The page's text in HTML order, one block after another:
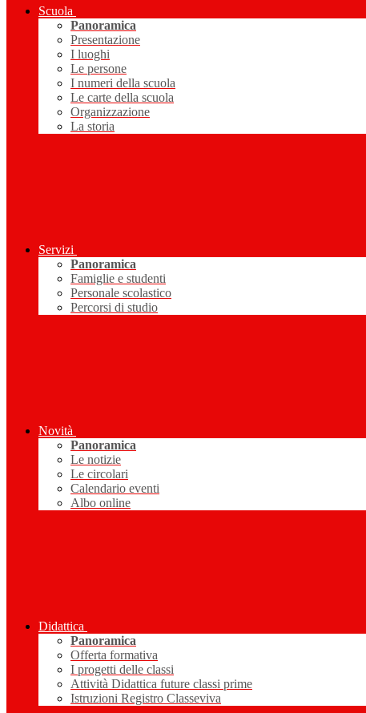
Scuola
Panoramica
Presentazione
I luoghi
Le persone
I numeri della scuola
Le carte della scuola
Organizzazione
La storia
Servizi
Panoramica
Famiglie e studenti
Personale scolastico
Percorsi di studio
Novità
Panoramica
Le notizie
Le circolari
Calendario eventi
Albo online
Didattica
Panoramica
Offerta formativa
I progetti delle classi
Attività Didattica future classi prime
Istruzioni Registro Classeviva